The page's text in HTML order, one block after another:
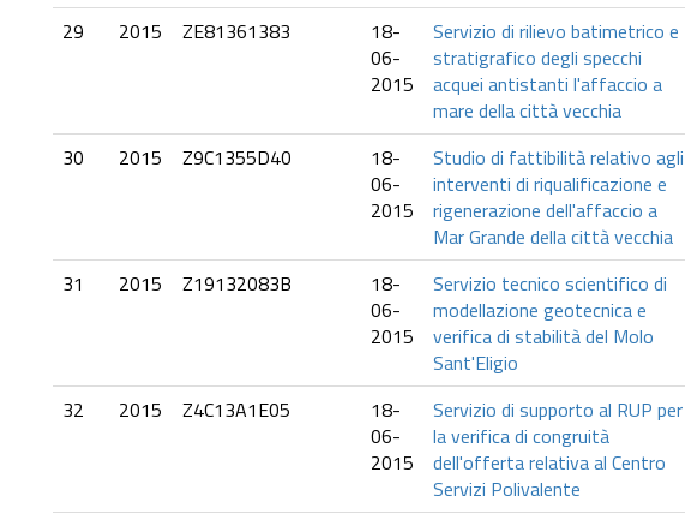
29 2015 ZE81361383
18-
06-
2015
Servizio di rilievo batimetrico e
stratigrafico degli specchi
acquei antistanti l'affaccio a
mare della città vecchia
30 2015 Z9C1355D40
18-
06-
2015
Studio di fattibilità relativo agli
interventi di riqualificazione e
rigenerazione dell'affaccio a
Mar Grande della città vecchia
31 2015 Z19132083B
18-
06-
2015
Servizio tecnico scientifico di
modellazione geotecnica e
verifica di stabilità del Molo
Sant'Eligio
32 2015 Z4C13A1E05
18-
06-
2015
Servizio di supporto al RUP per
la verifica di congruità
dell'offerta relativa al Centro
Servizi Polivalente